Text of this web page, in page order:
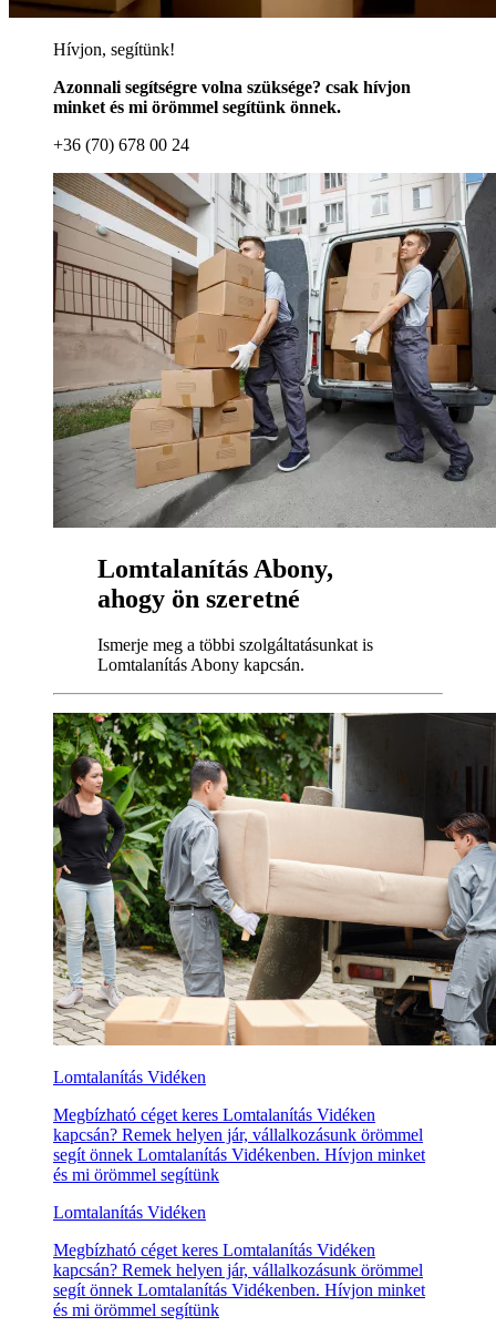
Hívjon, segítünk!
Azonnali segítségre volna szüksége? csak hívjon
minket és mi örömmel segítünk önnek.
+36 (70) 678 00 24
Lomtalanítás Abony,
ahogy ön szeretné
Ismerje meg a többi szolgáltatásunkat is
Lomtalanítás Abony kapcsán.
Lomtalanítás Vidéken
Megbízható céget keres Lomtalanítás Vidéken
kapcsán? Remek helyen jár, vállalkozásunk örömmel
segít önnek Lomtalanítás Vidékenben. Hívjon minket
és mi örömmel segítünk
Lomtalanítás Vidéken
Megbízható céget keres Lomtalanítás Vidéken
kapcsán? Remek helyen jár, vállalkozásunk örömmel
segít önnek Lomtalanítás Vidékenben. Hívjon minket
és mi örömmel segítünk